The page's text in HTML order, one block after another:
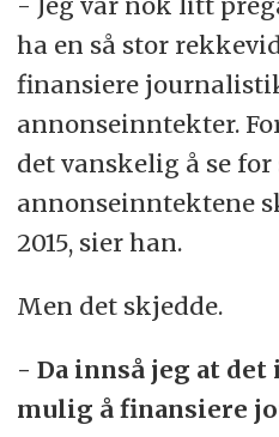
ha en så stor
finansiere
annonseinntekter.
det vanskelig å se
annonseinntektene
2015, sier han.
Men det skjedde.
- Da innså jeg at
mulig å finansiere